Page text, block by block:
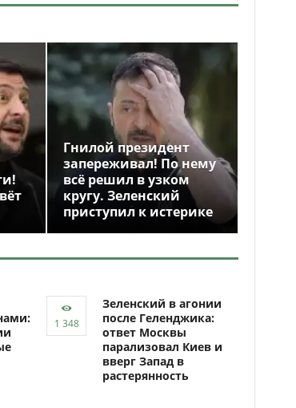
Гнилой президент
запереживал! По нему
всё решил в узком
кругу. Зеленский
приступил к истерике
Зеленский в агонии
после Геленджика:
ответ Москвы
парализовал Киев и
вверг Запад в
растерянность